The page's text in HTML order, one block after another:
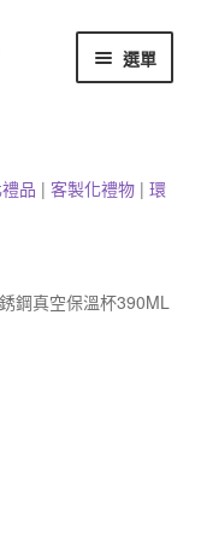
選單
品 | 客製化禮物| 環
鋼真空保溫杯390ML